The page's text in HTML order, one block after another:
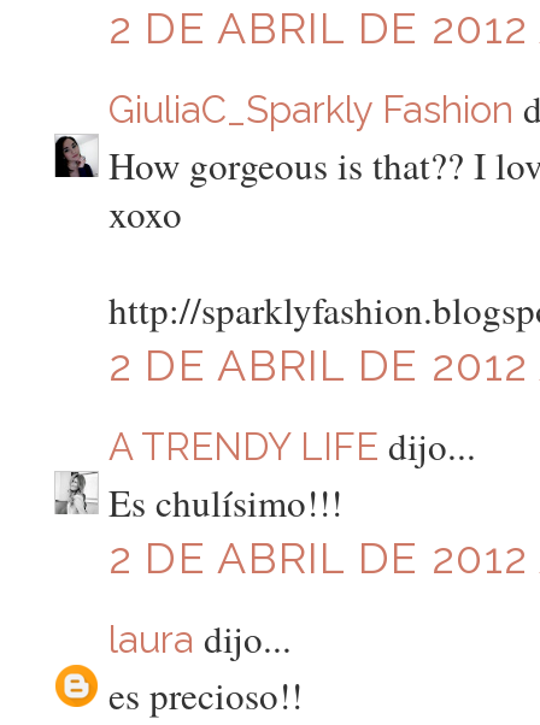
2 DE ABRIL DE
GiuliaC_Sparkly Fashion
How gorgeous is that?? I
xoxo
http://
2 DE ABRIL DE
A TRENDY LIFE dijo...
Es chulísimo!!!
2 DE ABRIL DE 2012
laura dijo...
es precioso!!